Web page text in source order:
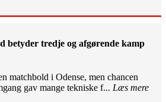
betyder tredje og afgørende kamp
matchbold i Odense, men chancen
gav mange tekniske f... Læs mere